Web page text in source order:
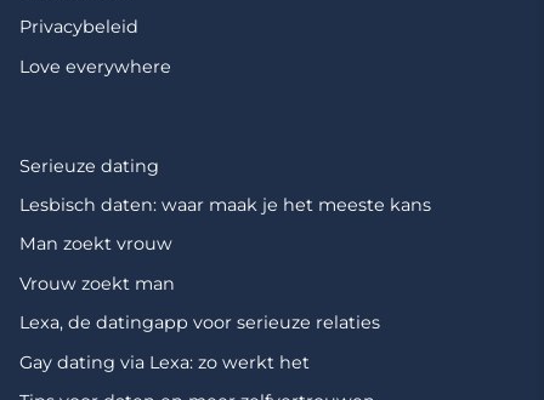
Privacybeleid
Love everywhere
Serieuze dating
Lesbisch daten: waar maak je het meeste kans
Man zoekt vrouw
Vrouw zoekt man
Lexa, de datingapp voor serieuze relaties
Gay dating via Lexa: zo werkt het